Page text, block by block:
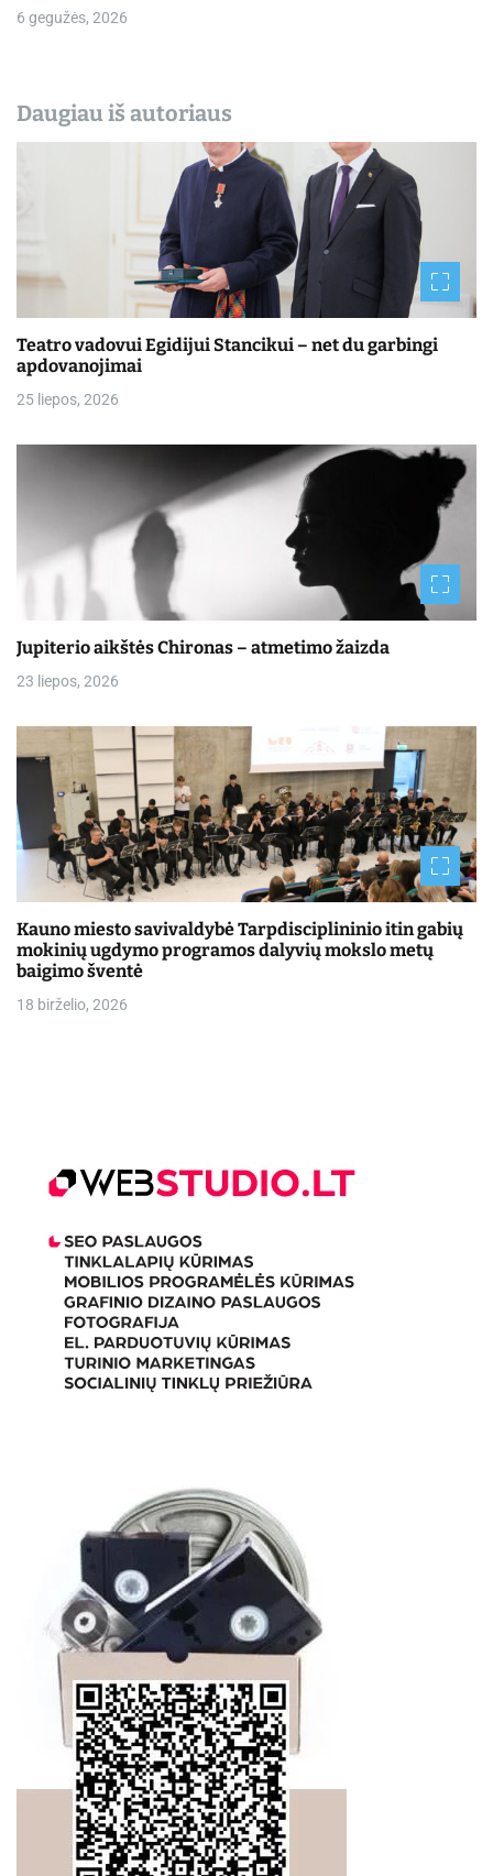
6 gegužės, 2026
Daugiau iš autoriaus
Teatro vadovui Egidijui Stancikui – net du garbingi
apdovanojimai
25 liepos, 2026
Jupiterio aikštės Chironas – atmetimo žaizda
23 liepos, 2026
Kauno miesto savivaldybė Tarpdisciplininio itin gabių
mokinių ugdymo programos dalyvių mokslo metų
baigimo šventė
18 birželio, 2026